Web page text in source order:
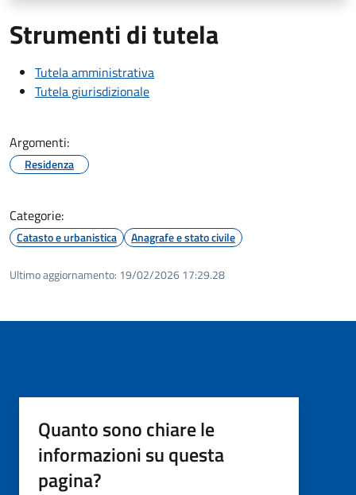
Strumenti di tutela
Tutela amministrativa
Tutela giurisdizionale
Argomenti:
Residenza
Categorie:
Catasto e urbanistica Anagrafe e stato civile
Ultimo aggiornamento: 19/02/2026 17:29.28
Quanto sono chiare le
informazioni su questa
pagina?